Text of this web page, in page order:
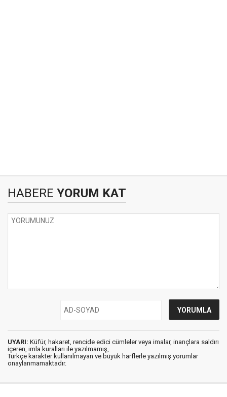
HABERE YORUM KAT
UYARI: Küfür, hakaret, rencide edici cümleler veya imalar, inançlara saldırı
içeren, imla kuralları ile yazılmamış,
Türkçe karakter kullanılmayan ve büyük harflerle yazılmış yorumlar
onaylanmamaktadır.